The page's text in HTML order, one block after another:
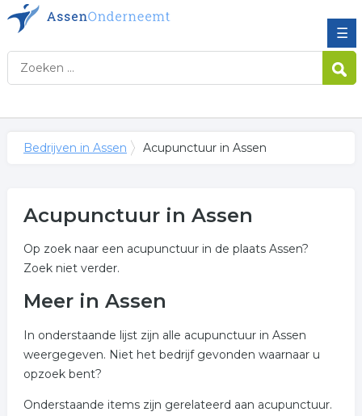
☰
Bedrijven in Assen Acupunctuur in Assen
Acupunctuur in Assen
Op zoek naar een acupunctuur in de plaats Assen?
Zoek niet verder.
Meer in Assen
In onderstaande lijst zijn alle acupunctuur in Assen
weergegeven. Niet het bedrijf gevonden waarnaar u
opzoek bent?
Onderstaande items zijn gerelateerd aan acupunctuur.